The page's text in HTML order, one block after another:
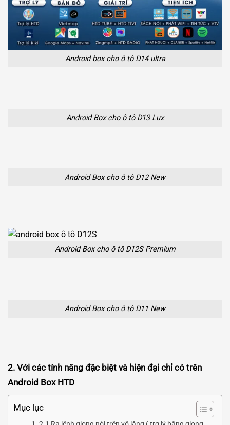
Android box cho ô tô D14 ultra
Android Box cho ô tô D13 Lux
Android Box cho ô tô D12 New
Android Box cho ô tô D12S Premium
Android Box cho ô tô D11 New
2. Với các tính năng đặc biệt và hiện đại chỉ có trên
Android Box HTD
Mục lục